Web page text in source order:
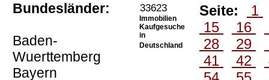
Bundesländer:
Baden-
Wuerttemberg
Bayern
33623
Immobilien
Kaufgesuche
in
Deutschland
Seite:
1
15
16
28
29
41
42